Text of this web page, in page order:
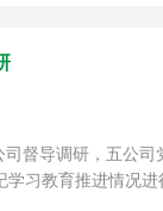
督导调研，五公
习教育推进情况